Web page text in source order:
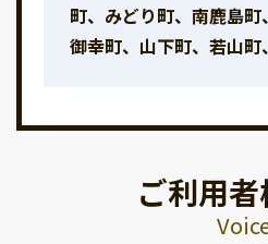
町、みどり町、南鹿島町
御幸町、山下町、若山
ご利用